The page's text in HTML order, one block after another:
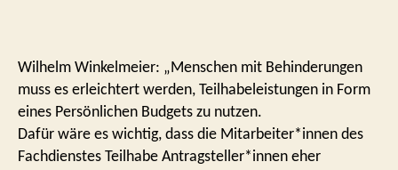
Wilhelm Winkelmeier: „Menschen mit Behinderungen
muss es erleichtert werden, Teilhabeleistungen in Form
eines Persönlichen Budgets zu nutzen.
Dafür wäre es wichtig, dass die Mitarbeiter*innen des
Fachdienstes Teilhabe Antragsteller*innen eher